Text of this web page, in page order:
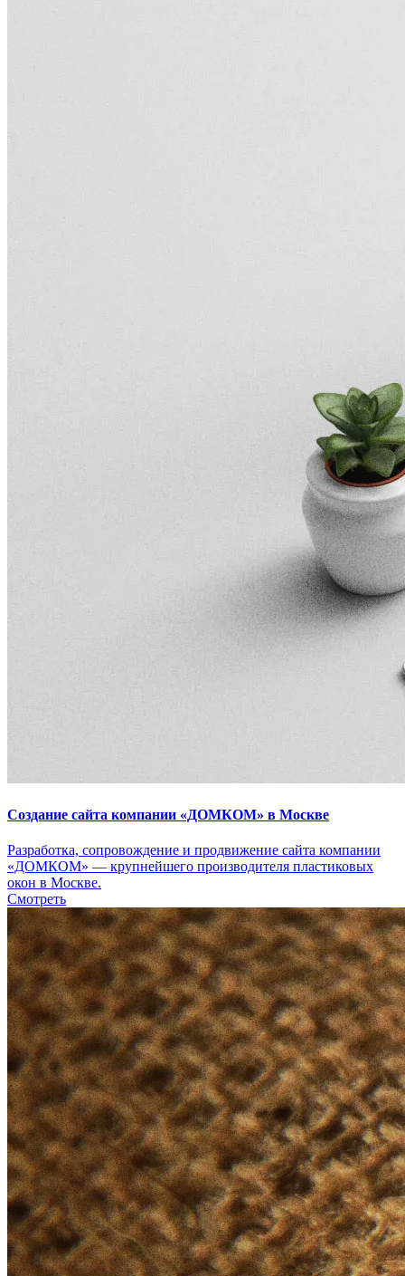
Создание сайта компании «ДОМКОМ» в Москве
Разработка, сопровождение и продвижение сайта компании
«ДОМКОМ» — крупнейшего производителя пластиковых
окон в Москве.
Смотреть